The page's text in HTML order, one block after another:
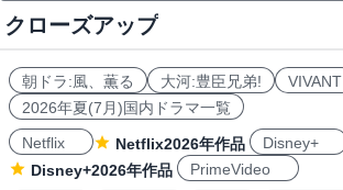
クローズアップ
朝ドラ:風、薫る 大河:豊臣兄弟!
VIVANT
2026年夏(7月)国内ドラマ一覧
Netflix
Netflix2026年作品
Disney+
Disney+2026年作品
PrimeVideo